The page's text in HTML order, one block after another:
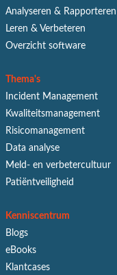
Analyseren & Rapporteren
Leren & Verbeteren
Overzicht software
Thema's
Incident Management
Kwaliteitsmanagement
Risicomanagement
Data analyse
Meld- en verbetercultuur
Patiëntveiligheid
Kenniscentrum
Blogs
eBooks
Klantcases